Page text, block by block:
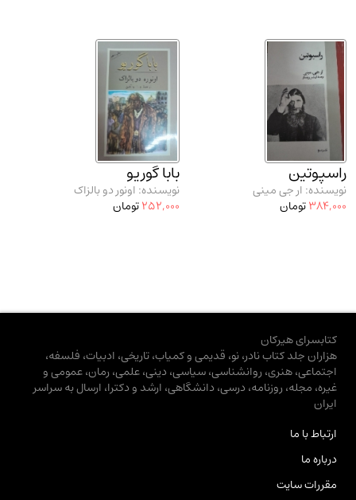
راسپوتین
نویسنده: ار جی مینی
384,000تومان
بابا گوریو
نویسنده: اونور دو بالزاک
252,000تومان
کتابسرای هیرکان
هزاران جلد کتاب نادر، نو، قدیمی و کمیاب، تاریخی، ادبیات، فلسفه،
اجتماعی، هنری، روانشناسی، سیاسی، دینی، علمی، رمان، عمومی و
غیره، مجله، روزنامه، درسی، دانشگاهی، ارشد و دکترا، ارسال به سراسر
ایران
ارتباط با ما
درباره ما
مقررات سایت